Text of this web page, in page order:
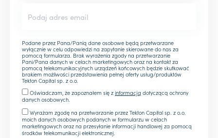
Podane przez Pana/Panią dane osobowe będą przetwarzane
wyłącznie w celu odpowiedzi na zapytanie skierowane do nas za
pomocą formularza. Brak wyrażenia zgody na przetwarzanie
Pani/Pana danych w celach marketingowych oraz na kontakt za
pomocą telekomunikacyjnych urządzeń końcowych będzie skutkować
brakiem możliwości przedstawienia pełnej oferty usług/produktów
Tekton Capital sp. z o.o.
Oświadczam, że zapoznałem się zinformacją dotyczącą ochrony
danych osobowych.
Wyrażam zgodę na przetwarzanie przez Tekton Capital sp. z o.o.
moich danych osobowych podanych w formularzu w celach
marketingowych oraz na przesyłanie informacji handlowej za pomocą
środków telekomunikacji elektronicznej.